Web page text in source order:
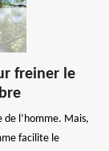
freiner le
de l’homme. Mais,
facilite le